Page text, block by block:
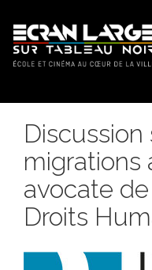
Discussion
migrations
avocate
Droits